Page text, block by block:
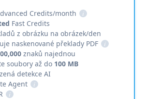
Credits/month
i
Fast Credits
z obrázku na obrázek/den
naskenované překlady PDF
i
znaků najednou
soubory až do 100 MB
detekce AI
Agent
i
i